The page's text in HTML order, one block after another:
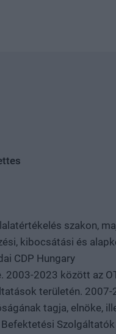
szakon,
kibocsátási és
CDP Hungary
2003-2023 között az
területén. 2007-
tagja, elnöke,
Szolgáltatók